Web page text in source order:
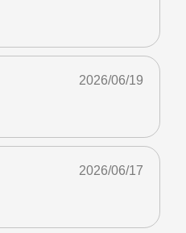
2026/06/19
2026/06/17